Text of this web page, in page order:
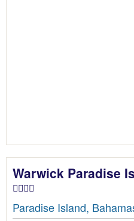
Warwick Paradise
Paradise Island,